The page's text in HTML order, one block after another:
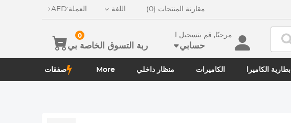
مقارنة المنتجات (0) اللغة العملة:AED
مرحبًا, قم بتسجيل الدخو
حسابي ربة التسوق الخاصة بي
0
بطارية الكاميرا الكاميرات منظار داخلي More صفقات